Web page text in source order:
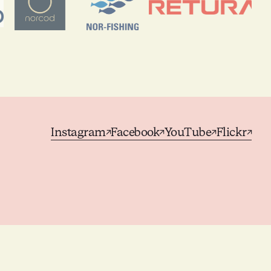
Instagram↗Facebook↗YouTube↗Flickr↗